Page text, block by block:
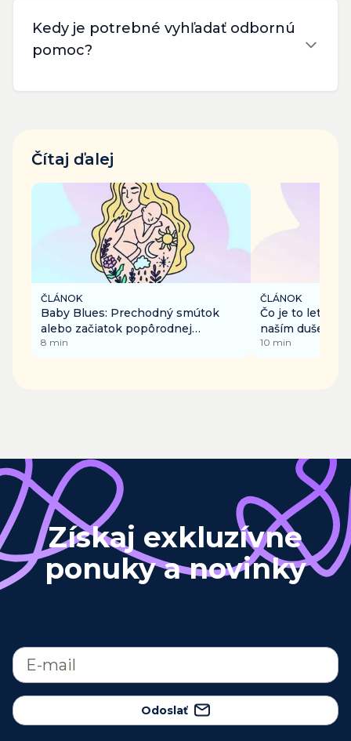
Kedy je potrebné vyhľadať odbornú
pomoc?
Čítaj ďalej
ČLÁNOK
Baby Blues: Prechodný smútok
alebo začiatok popôrodnej
depresie?
8 min
ČLÁNOK
Čo je to
naším
10 min
Získaj exkluzívne
ponuky a novinky
Odoslať